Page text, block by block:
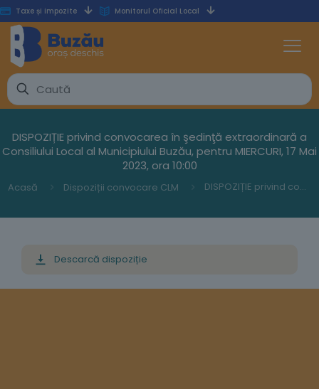
Taxe și impozite Monitorul Oficial Local
DISPOZIȚIE privind convocarea în şedinţă extraordinară a
Consiliului Local al Municipiului Buzău, pentru MIERCURI, 17 Mai
2023, ora 10:00
Acasă Dispoziții convocare CLM DISPOZIȚIE privind convocarea în şedinţă extraordinară a Consiliului Local al Municipiului Buzău, pentru MIERCURI, 17 Mai 2023, ora 10:00
Descarcă dispoziție